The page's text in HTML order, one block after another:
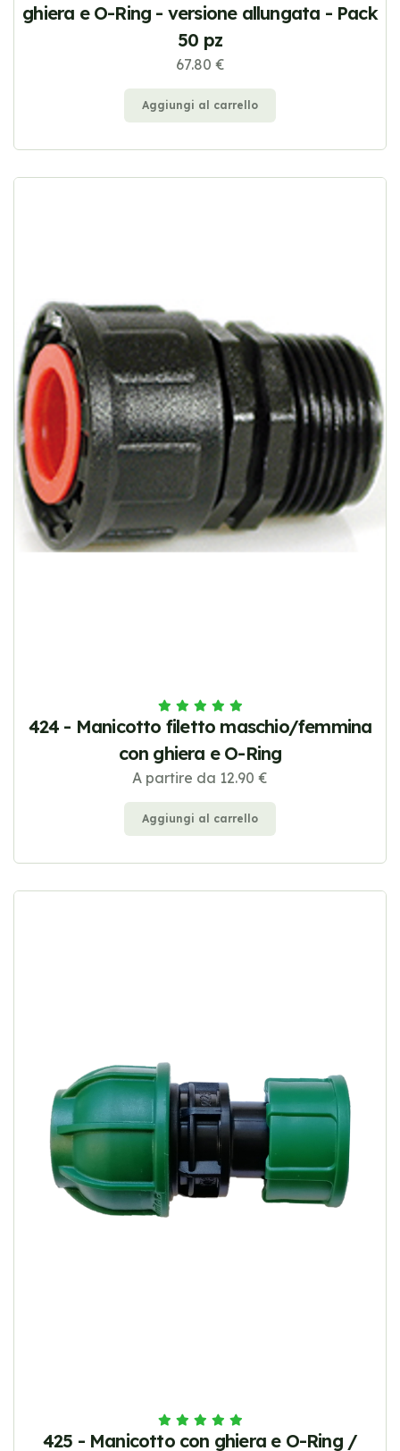
ghiera e O-Ring - versione allungata - Pack
50 pz
67.80 €
Aggiungi al carrello
424 - Manicotto filetto maschio/femmina
con ghiera e O-Ring
A partire da 12.90 €
Aggiungi al carrello
425 - Manicotto con ghiera e O-Ring /